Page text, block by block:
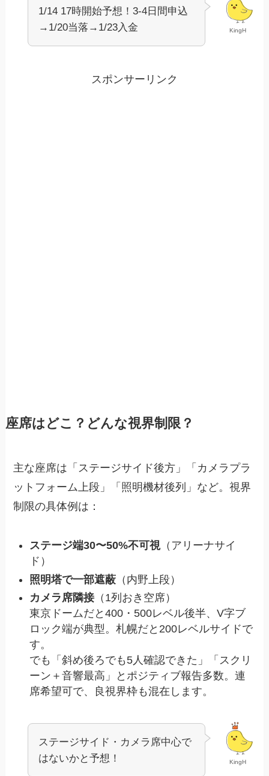
KingH
1/14 17時開始予想！3-4日間申込
→1/20当落→1/23入金
スポンサーリンク
座席はどこ？どんな視界制限？
主な座席は「ステージサイド後方」「カメラプラ
ットフォーム上段」「照明機材後列」など。視界
制限の具体例は：
ステージ端30〜50%不可視（アリーナサイ
ド）
照明塔で一部遮蔽 （内野上段）
カメラ席隣接 （1列おき空席）
東京ドームだと400・500レベル後半、V字ブ
ロック端が典型。札幌だと200レベルサイドで
す。
でも「斜め後ろでも5人確認できた」「スクリ
ーン＋音響最高」とポジティブ報告多数。連
席希望可で、良視界枠も混在します。
KingH
ステージサイド・カメラ席中心で
はないかと予想！